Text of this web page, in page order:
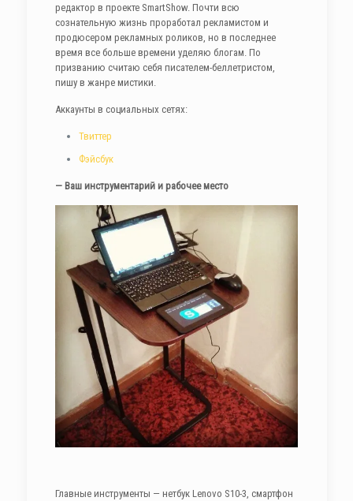
редактор в проекте SmartShow. Почти всю
сознательную жизнь проработал рекламистом и
продюсером рекламных роликов, но в последнее
время все больше времени уделяю блогам. По
призванию считаю себя писателем-беллетристом,
пишу в жанре мистики.
Аккаунты в социальных сетях:
Твиттер
Фэйсбук
— Ваш инструментарий и рабочее место
Главные инструменты — нетбук Lenovo S10-3, смартфон